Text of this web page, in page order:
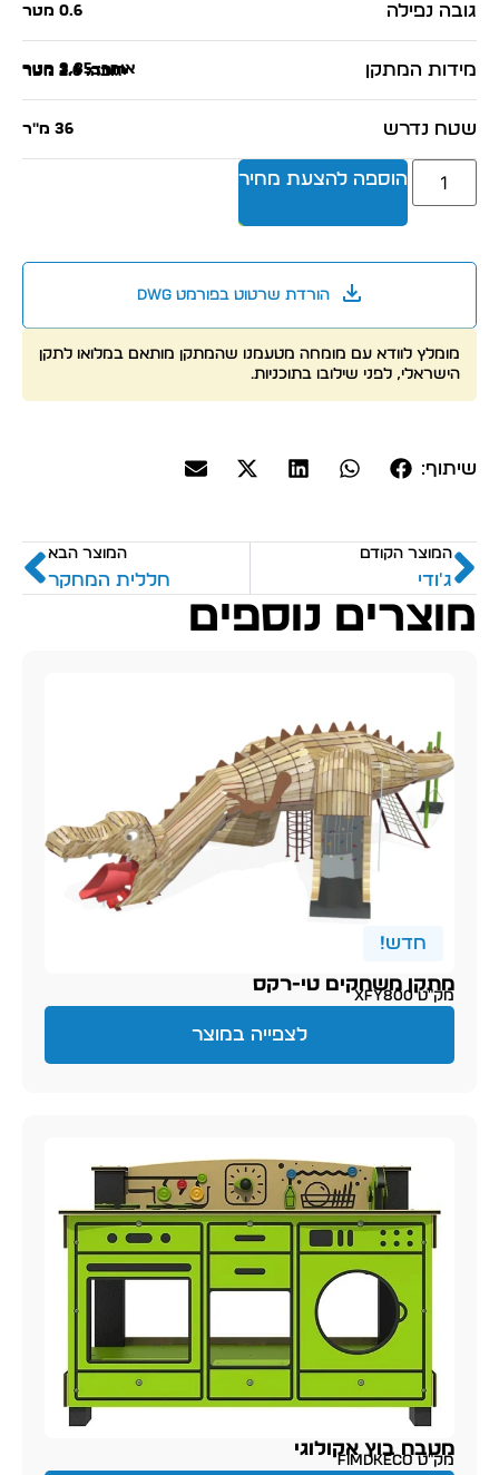
גובה נפילה 0.6 מטר
מידות המתקן אורך: 3.85 מטר
רוחב: 2.4 מטר
גובה: 2.6 מטר
שטח נדרש 36 מ"ר
הוספה להצעת מחיר
הורדת שרטוט בפורמט dwg
מומלץ לוודא עם מומחה מטעמנו שהמתקן מותאם במלואו לתקן
הישראלי, לפני שילובו בתוכניות.
שיתוף:
המוצר הקודם
ג'ודי
המוצר הבא
חללית המחקר
מוצרים נוספים
חדש!
מתקן משחקים טי-רקס
מק״ט XFY800
לצפייה במוצר
מטבח בוץ אקולוגי
מק״ט FIMDKECO